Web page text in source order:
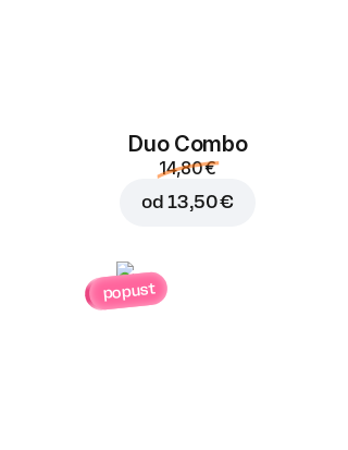
Duo Combo
14,80 €
od 13,50 €
popust